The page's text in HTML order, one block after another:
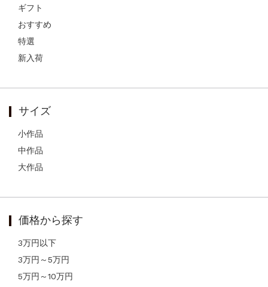
ギフト
おすすめ
特選
新入荷
サイズ
小作品
中作品
大作品
価格から探す
3万円以下
3万円～5万円
5万円～10万円